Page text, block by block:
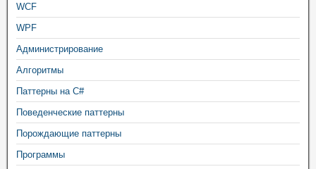
WCF
WPF
Администрирование
Алгоритмы
Паттерны на C#
Поведенческие паттерны
Порождающие паттерны
Программы